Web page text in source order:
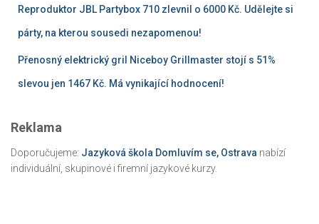
Reproduktor JBL Partybox 710 zlevnil o 6000 Kč. Udělejte si
párty, na kterou sousedi nezapomenou!
Přenosný elektrický gril Niceboy Grillmaster stojí s 51%
slevou jen 1467 Kč. Má vynikající hodnocení!
Reklama
Doporučujeme: Jazyková škola Domluvím se, Ostrava nabízí
individuální, skupinové i firemní jazykové kurzy.